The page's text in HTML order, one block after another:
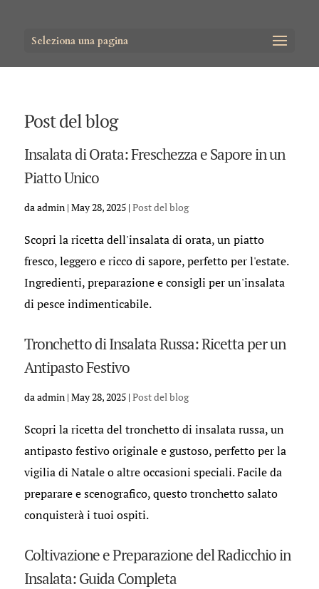
Seleziona una pagina
Post del blog
Insalata di Orata: Freschezza e Sapore in un
Piatto Unico
daadmin| May 28, 2025| Post del blog
Scopri la ricetta dell'insalata di orata, un piatto
fresco, leggero e ricco di sapore, perfetto per l'estate.
Ingredienti, preparazione e consigli per un'insalata
di pesce indimenticabile.
Tronchetto di Insalata Russa: Ricetta per un
Antipasto Festivo
daadmin| May 28, 2025| Post del blog
Scopri la ricetta del tronchetto di insalata russa, un
antipasto festivo originale e gustoso, perfetto per la
vigilia di Natale o altre occasioni speciali. Facile da
preparare e scenografico, questo tronchetto salato
conquisterà i tuoi ospiti.
Coltivazione e Preparazione del Radicchio in
Insalata: Guida Completa